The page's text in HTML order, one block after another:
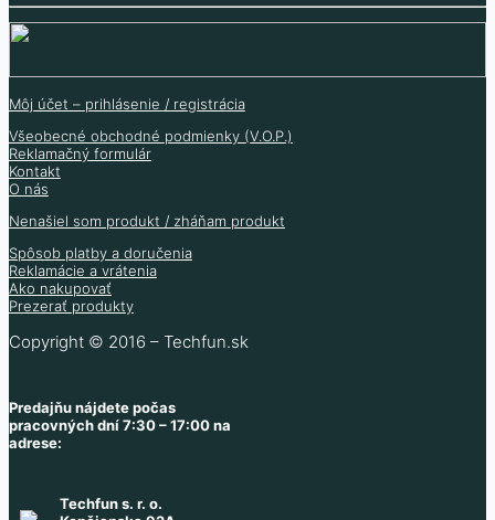
Skladom 114 ks
8.70€
1.85€
Skladom 24 ks
Môj účet – prihlásenie / registrácia
Všeobecné obchodné podmienky (V.O.P.)
Reklamačný formulár
Kontakt
O nás
Nenašiel som produkt / zháňam produkt
Spôsob platby a doručenia
Reklamácie a vrátenia
Ako nakupovať
Prezerať produkty
Copyright © 2016 – Techfun.sk
Predajňu nájdete počas
pracovných dní 7:30 – 17:00 na
adrese:
Techfun s. r. o.